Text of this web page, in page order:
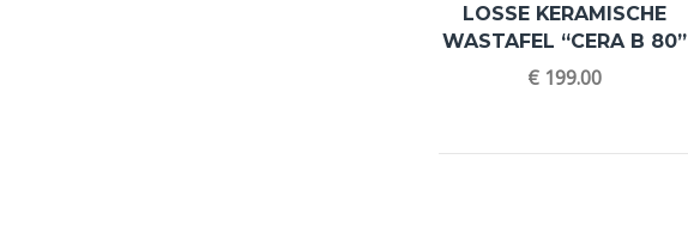
LOSSE KERAMISCHE
WASTAFEL “CERA B 80”
€ 199.00